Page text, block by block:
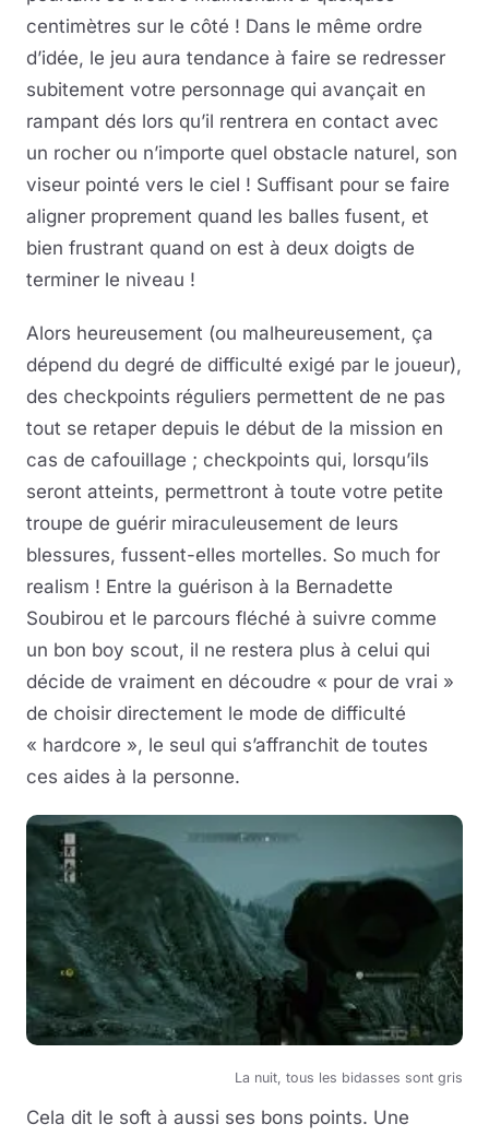
centimètres sur le côté ! Dans le même ordre
d’idée, le jeu aura tendance à faire se redresser
subitement votre personnage qui avançait en
rampant dés lors qu’il rentrera en contact avec
un rocher ou n’importe quel obstacle naturel, son
viseur pointé vers le ciel ! Suffisant pour se faire
aligner proprement quand les balles fusent, et
bien frustrant quand on est à deux doigts de
terminer le niveau !
Alors heureusement (ou malheureusement, ça
dépend du degré de difficulté exigé par le joueur),
des checkpoints réguliers permettent de ne pas
tout se retaper depuis le début de la mission en
cas de cafouillage ; checkpoints qui, lorsqu’ils
seront atteints, permettront à toute votre petite
troupe de guérir miraculeusement de leurs
blessures, fussent-elles mortelles. So much for
realism ! Entre la guérison à la Bernadette
Soubirou et le parcours fléché à suivre comme
un bon boy scout, il ne restera plus à celui qui
décide de vraiment en découdre « pour de vrai »
de choisir directement le mode de difficulté
« hardcore », le seul qui s’affranchit de toutes
ces aides à la personne.
La nuit, tous les bidasses sont gris
Cela dit le soft à aussi ses bons points. Une